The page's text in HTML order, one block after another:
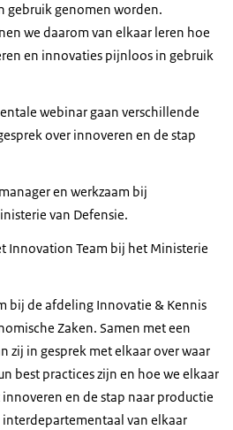
gebruik genomen worden.
we daarom van elkaar leren hoe
en innovaties pijnloos in gebruik
webinar gaan verschillende
over innoveren en de stap
en werkzaam bij
van Defensie.
Innovation Team bij het Ministerie
bij de afdeling Innovatie & Kennis
Zaken. Samen met een
zij in gesprek met elkaar over waar
best practices zijn en hoe we elkaar
en de stap naar productie
van elkaar